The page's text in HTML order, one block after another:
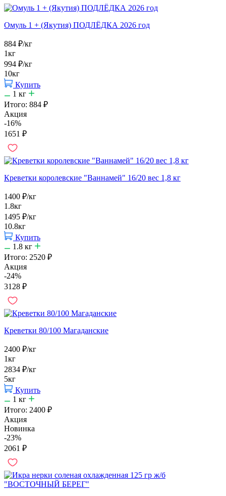
Омуль 1 + (Якутия) ПОДЛЁДКА 2026 год
884 ₽/кг
1кг
994 ₽/кг
10кг
Купить
1 кг
Итого: 884 ₽
Акция
-16%
1651 ₽
Креветки королевские "Ваннамей" 16/20 вес 1,8 кг
1400 ₽/кг
1.8кг
1495 ₽/кг
10.8кг
Купить
1.8 кг
Итого: 2520 ₽
Акция
-24%
3128 ₽
Креветки 80/100 Магаданские
2400 ₽/кг
1кг
2834 ₽/кг
5кг
Купить
1 кг
Итого: 2400 ₽
Акция
Новинка
-23%
2061 ₽